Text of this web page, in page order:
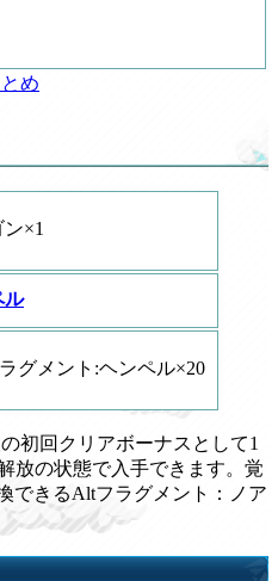
め
×1
ル
グメント:ヘンペル×20
初回クリアボーナスとして1
放の状態で入手できます。覚
できるAltフラグメント：ノア